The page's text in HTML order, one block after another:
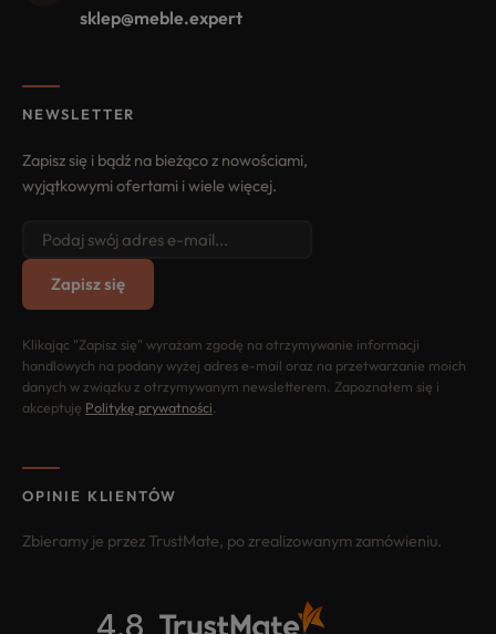
sklep@meble.expert
NEWSLETTER
Zapisz się i bądź na bieżąco z nowościami,
wyjątkowymi ofertami i wiele więcej.
Zapisz się
Klikając "Zapisz się" wyrażam zgodę na otrzymywanie informacji
handlowych na podany wyżej adres e-mail oraz na przetwarzanie moich
danych w związku z otrzymywanym newsletterem. Zapoznałem się i
akceptuję Politykę prywatności
OPINIE KLIENTÓW
Zbieramy je przez TrustMate, po zrealizowanym zamówieniu.